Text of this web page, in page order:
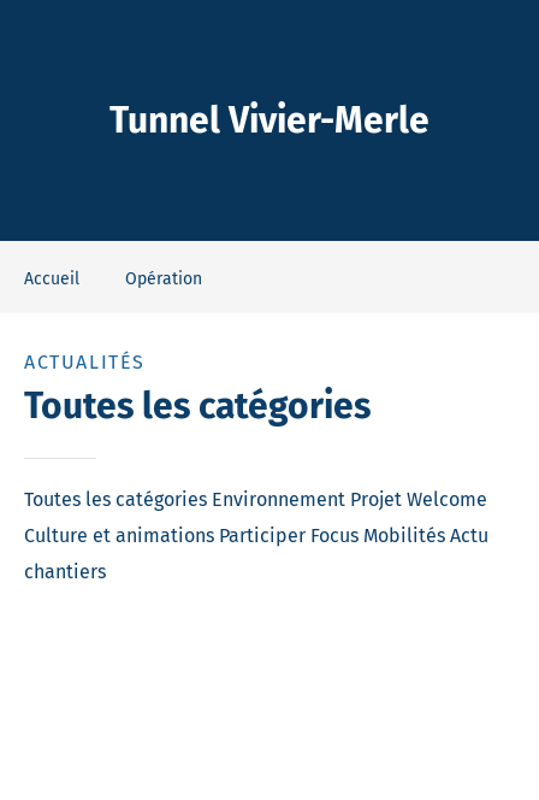
Tunnel Vivier-Merle
Accueil Opération
ACTUALITÉS
Toutes les catégories
Toutes les catégories Environnement Projet Welcome
Culture et animations Participer Focus Mobilités Actu
chantiers